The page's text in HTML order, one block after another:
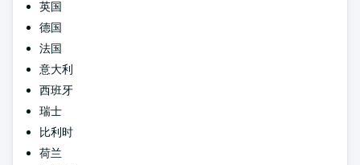
英国
德国
法国
意大利
西班牙
瑞士
比利时
荷兰